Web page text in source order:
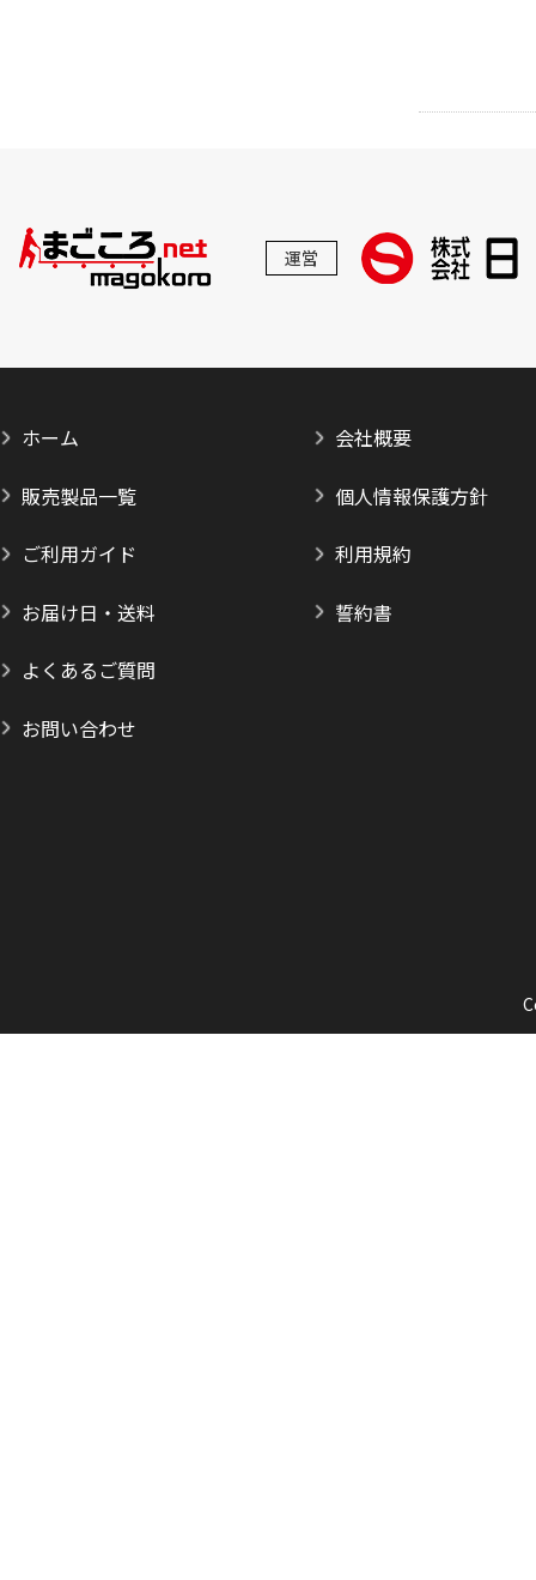
運営
ホーム
販売製品一覧
ご利用ガイド
お届け日・送料
よくあるご質問
お問い合わせ
会社概要
個人情報保護方針
利用規約
誓約書